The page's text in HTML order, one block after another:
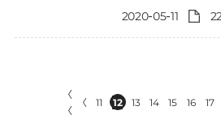
2020-05-11
〈
〈
〈 11 12 13 14 15 16 17